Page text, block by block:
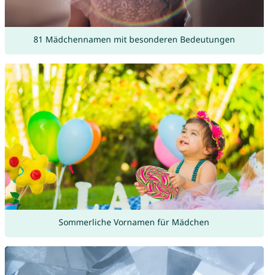
81 Mädchennamen mit besonderen Bedeutungen
Sommerliche Vornamen für Mädchen